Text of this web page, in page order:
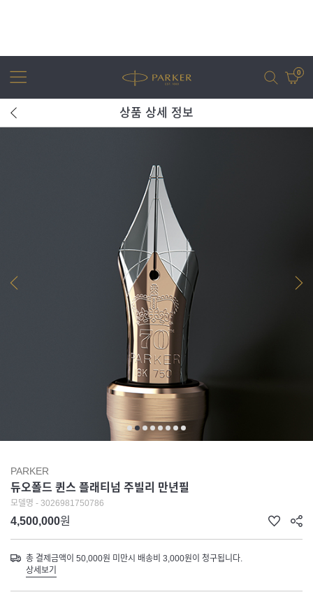
0
상품 상세 정보
PARKER
듀오폴드 퀸스 플래티넘 주빌리 만년필
모델명 - 3026981750786
4,500,000원
총 결제금액이 50,000원 미만시 배송비 3,000원이 청구됩니다.
상세보기